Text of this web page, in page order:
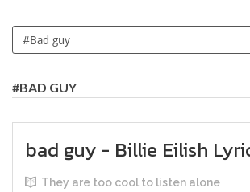
#BAD GUY
bad guy - Billie Eilish
They are too cool to listen alone